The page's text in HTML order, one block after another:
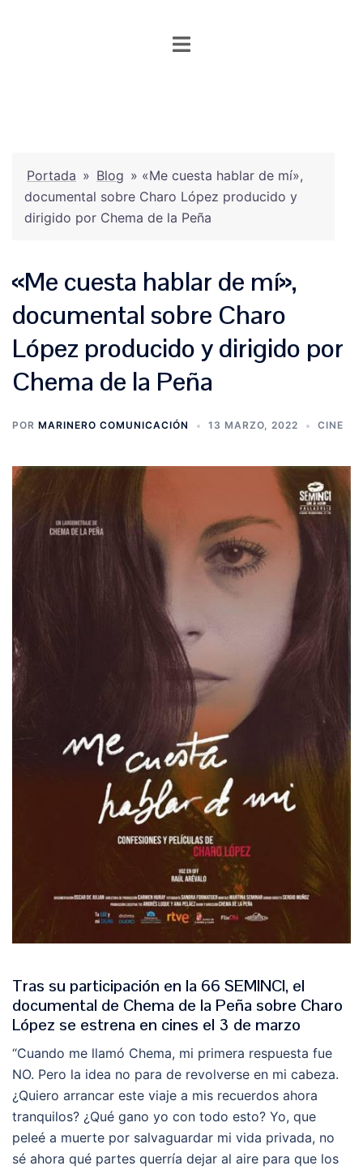
Portada » Blog » «Me cuesta hablar de mí»,
documental sobre Charo López producido y
dirigido por Chema de la Peña
«Me cuesta hablar de mí»,
documental sobre Charo
López producido y dirigido por
Chema de la Peña
POR MARINERO COMUNICACIÓN 13 MARZO, 2022 CINE
Tras su participación en la 66 SEMINCI, el
documental de Chema de la Peña sobre Charo
López se estrena en cines el 3 de marzo
“Cuando me llamó Chema, mi primera respuesta fue
NO. Pero la idea no para de revolverse en mi cabeza.
¿Quiero arrancar este viaje a mis recuerdos ahora
tranquilos? ¿Qué gano yo con todo esto? Yo, que
peleé a muerte por salvaguardar mi vida privada, no
sé ahora qué partes querría dejar al aire para que los